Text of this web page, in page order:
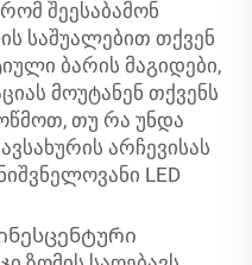
შეესაბამონ
საშუალებით თქვენ
ბარის მაგიდები,
მოუტანენ თქვენს
თუ რა უნდა
არჩევისას
LED